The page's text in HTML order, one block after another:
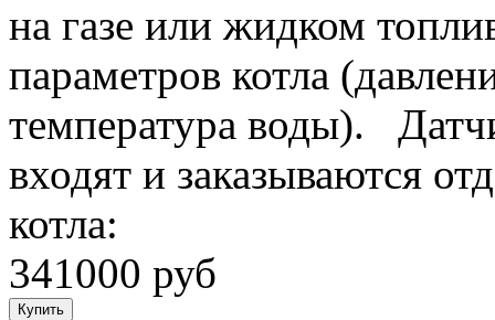
на газе или жидком
параметров котла
температура воды).
входят и заказываются
котла:
341000 руб